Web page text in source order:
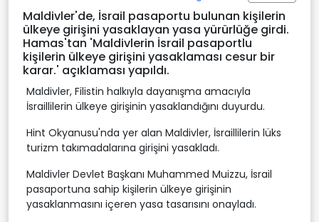
Maldivler'de, İsrail pasaportu bulunan kişilerin
ülkeye girişini yasaklayan yasa yürürlüğe girdi.
Hamas'tan 'Maldivlerin İsrail pasaportlu
kişilerin ülkeye girişini yasaklaması cesur bir
karar.' açıklaması yapıldı.
Maldivler, Filistin halkıyla dayanışma amacıyla
İsraillilerin ülkeye girişinin yasaklandığını duyurdu.
Hint Okyanusu'nda yer alan Maldivler, İsraillilerin lüks
turizm takımadalarına girişini yasakladı.
Maldivler Devlet Başkanı Muhammed Muizzu, İsrail
pasaportuna sahip kişilerin ülkeye girişinin
yasaklanmasını içeren yasa tasarısını onayladı.